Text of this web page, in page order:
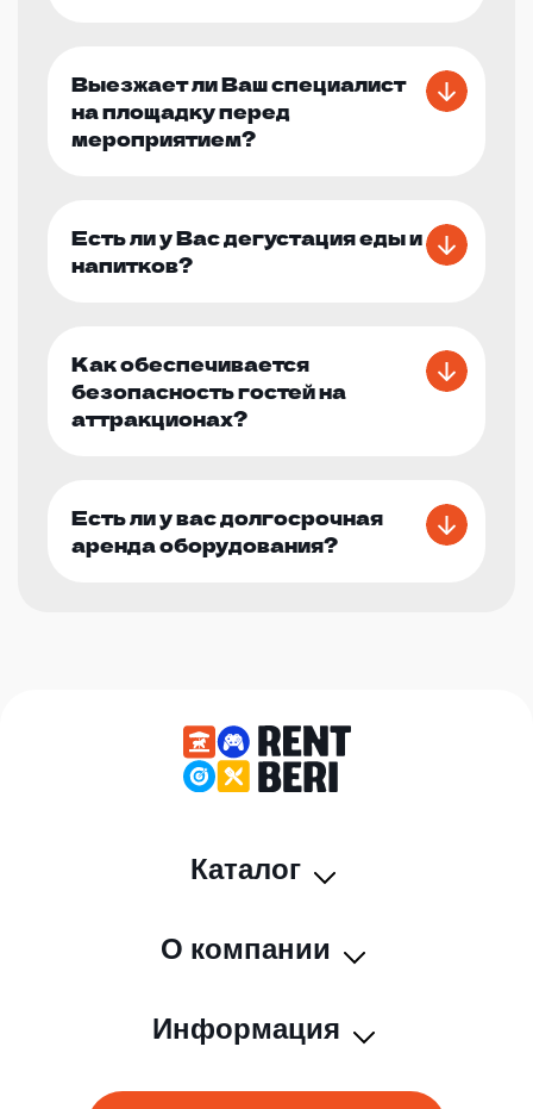
Выезжает ли Ваш специалист
на площадку перед
мероприятием?
Есть ли у Вас дегустация еды и
напитков?
Как обеспечивается
безопасность гостей на
аттракционах?
Есть ли у вас долгосрочная
аренда оборудования?
Каталог
О компании
Информация